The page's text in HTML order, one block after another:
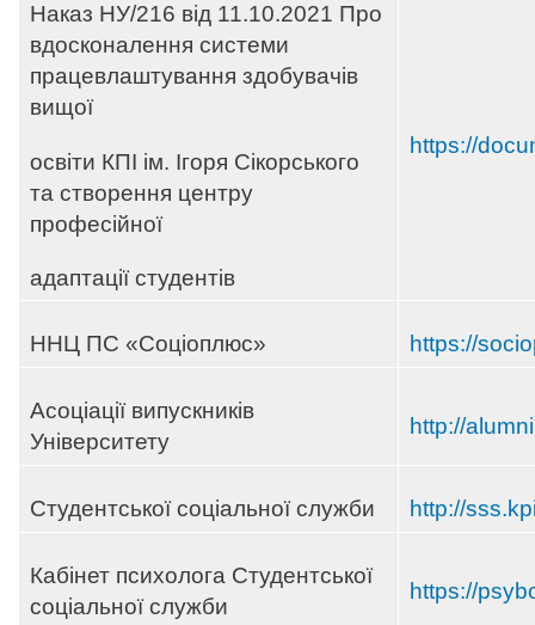
Наказ НУ/216 від 11.10.2021 Про
вдосконалення системи
працевлаштування здобувачів
вищої
освіти КПІ ім. Ігоря Сікорського
та створення центру
професійної
адаптації студентів
https://
ННЦ ПС «Соціоплюс» https://
Асоціації випускників
Університету
http://
Студентської соціальної служби http://
Кабінет психолога Студентської
соціальної служби
https://